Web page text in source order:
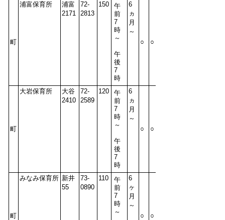
町
浦富保育所
浦富
2171
72-
2813
150
午
前
7
時
～
午
後
7
時
6
ヵ
月
～
○
○
町
大岩保育所
大谷
2410
72-
2589
120
午
前
7
時
～
午
後
7
時
6
ヵ
月
～
○
○
町
みなみ保育所 新井
55
73-
0890
110
午
前
7
時
～
6
ヶ
月
～
○
○